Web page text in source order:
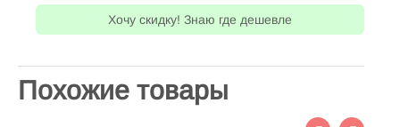
Хочу скидку! Знаю где дешевле
Похожие товары